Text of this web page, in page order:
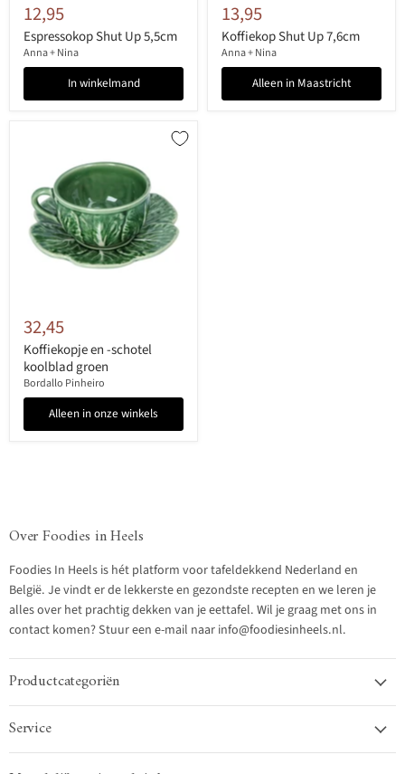
12,95
Espressokop Shut Up 5,5cm
Anna + Nina
In winkelmand
13,95
Koffiekop Shut Up 7,6cm
Anna + Nina
Alleen in Maastricht
32,45
Koffiekopje en -schotel
koolblad groen
Bordallo Pinheiro
Alleen in onze winkels
Over Foodies in Heels
Foodies In Heels is hét platform voor tafeldekkend Nederland en
België. Je vindt er de lekkerste en gezondste recepten en we leren je
alles over het prachtig dekken van je eettafel. Wil je graag met ons in
contact komen? Stuur een e-mail naar info@foodiesinheels.nl.
Productcategoriën
Service